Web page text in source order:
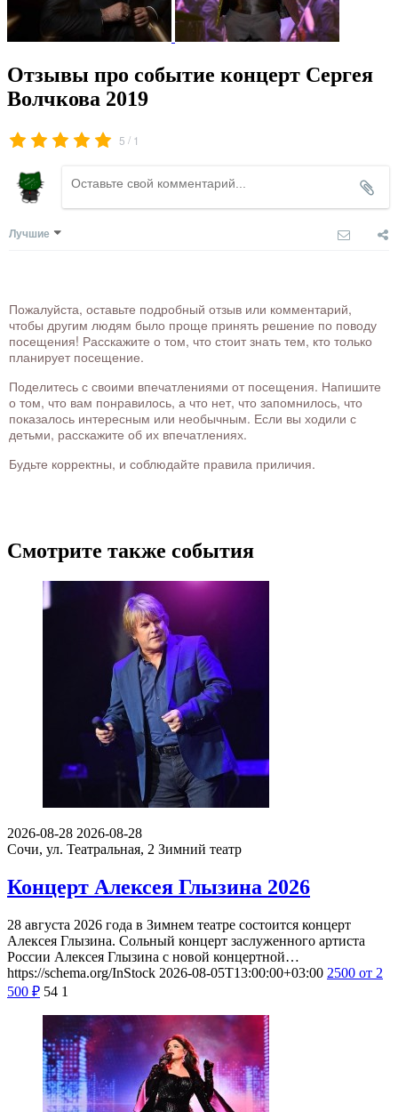
Отзывы про событие концерт Сергея
Волчкова 2019
5 / 1
Лучшие
Пожалуйста, оставьте подробный отзыв или комментарий,
чтобы другим людям было проще принять решение по поводу
посещения! Расскажите о том, что стоит знать тем, кто только
планирует посещение.
Поделитесь с своими впечатлениями от посещения. Напишите
о том, что вам понравилось, а что нет, что запомнилось, что
показалось интересным или необычным. Если вы ходили с
детьми, расскажите об их впечатлениях.
Будьте корректны, и соблюдайте правила приличия.
Смотрите также события
2026-08-28 2026-08-28
Сочи, ул. Театральная, 2 Зимний театр
Концерт Алексея Глызина 2026
28 августа 2026 года в Зимнем театре состоится концерт
Алексея Глызина. Сольный концерт заслуженного артиста
России Алексея Глызина с новой концертной…
https://schema.org/InStock 2026-08-05T13:00:00+03:00 2500 от 2
500 ₽ 54 1